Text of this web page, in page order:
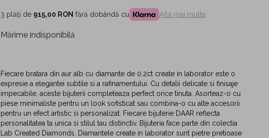
3 plăți de 915,00 RON fără dobândă cu Află mai multe
Mărime indisponibilă
Fiecare bratara din aur alb cu diamante de 0.2ct create in laborator este o
expresie a elegantei subtile si a rafinamentului. Cu detalii delicate si finisaje
impecabile, aceste bijuterii completeaza perfect orice tinuta. Asorteaz-o cu
piese minimaliste pentru un look sofisticat sau combina-o cu alte accesorii
pentru un efect artistic si personalizat. Fiecare bijuterie DAAR reflecta
personalitatea ta unica si stilul tau distinctiv. Bijuteria face parte din colectia
Lab Created Diamonds. Diamantele create in laborator sunt pietre pretioase